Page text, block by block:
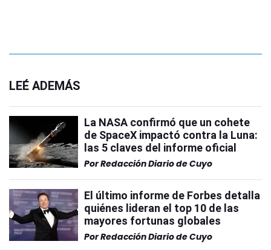
LEÉ ADEMÁS
La NASA confirmó que un cohete
de SpaceX impactó contra la Luna:
las 5 claves del informe oficial
PorRedacción Diario de Cuyo
El último informe de Forbes detalla
quiénes lideran el top 10 de las
mayores fortunas globales
PorRedacción Diario de Cuyo